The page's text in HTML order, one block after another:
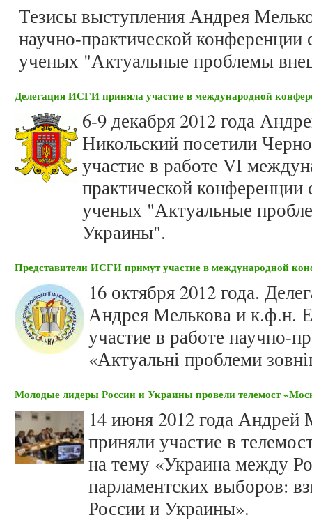
Тезисы выступления Андрея
научно-практической
ученых "Актуальные проблемы
Делегация ИСГИ приняла участие в международной
6-9 декабря 2012 года
Никольский посетили
участие в работе VI
практической
ученых "Актуальные
Украины".
Представители ИСГИ примут участие в международной
16 октября 2012 года.
Андрея Мелькова и к.ф.н.
участие в работе научно-
«Актуальні проблеми
Молодые лидеры России и Украины провели телемост
14 июня 2012 года
приняли участие в
на тему «Украина между
парламентских выборов:
России и Украины».